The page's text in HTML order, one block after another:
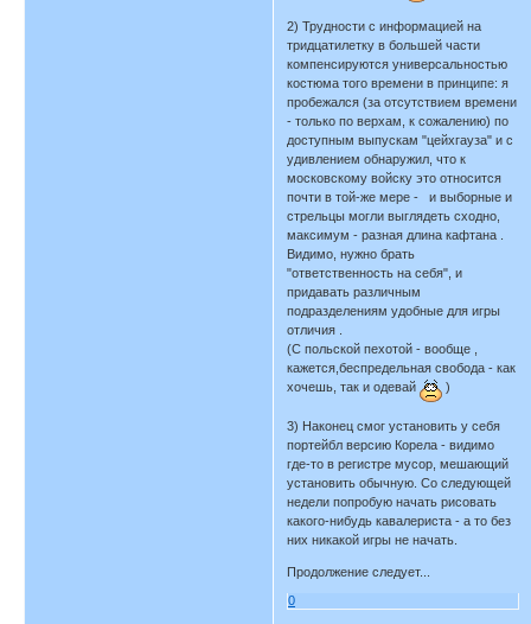
2) Трудности с информацией на
тридцатилетку в большей части
компенсируются универсальностью
костюма того времени в принципе: я
пробежался (за отсутствием времени
- только по верхам, к сожалению) по
доступным выпускам "цейхгауза" и с
удивлением обнаружил, что к
московскому войску это относится
почти в той-же мере - и выборные и
стрельцы могли выглядеть сходно,
максимум - разная длина кафтана .
Видимо, нужно брать
"ответственность на себя", и
придавать различным
подразделениям удобные для игры
отличия .
(С польской пехотой - вообще ,
кажется,беспредельная свобода - как
хочешь, так и одевай
)
3) Наконец смог установить у себя
портейбл версию Корела - видимо
где-то в регистре мусор, мешающий
установить обычную. Со следующей
недели попробую начать рисовать
какого-нибудь кавалериста - а то без
них никакой игры не начать.
Продолжение следует...
0